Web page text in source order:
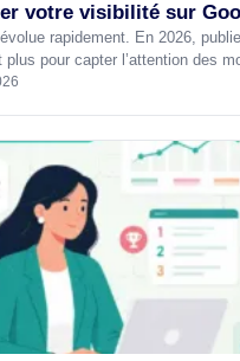
votre visibilité sur
rapidement. En 2026,
plus pour capter l’attention des